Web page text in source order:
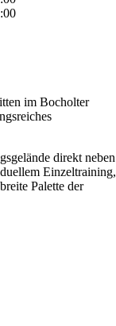
im Bocholter
direkt neben
Einzeltraining,
Palette der